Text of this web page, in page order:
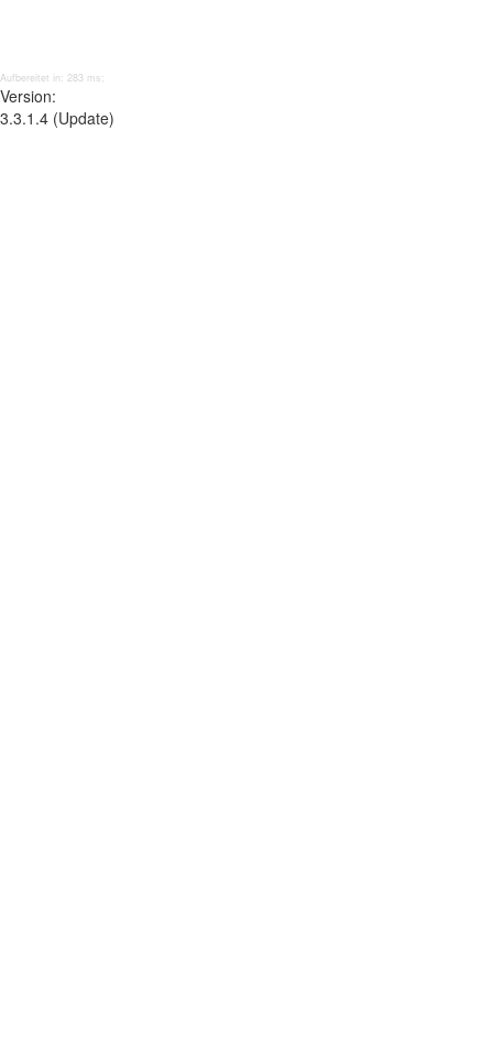
Aufbereitet in: 283 ms;
Version:
3.3.1.4 (Update)